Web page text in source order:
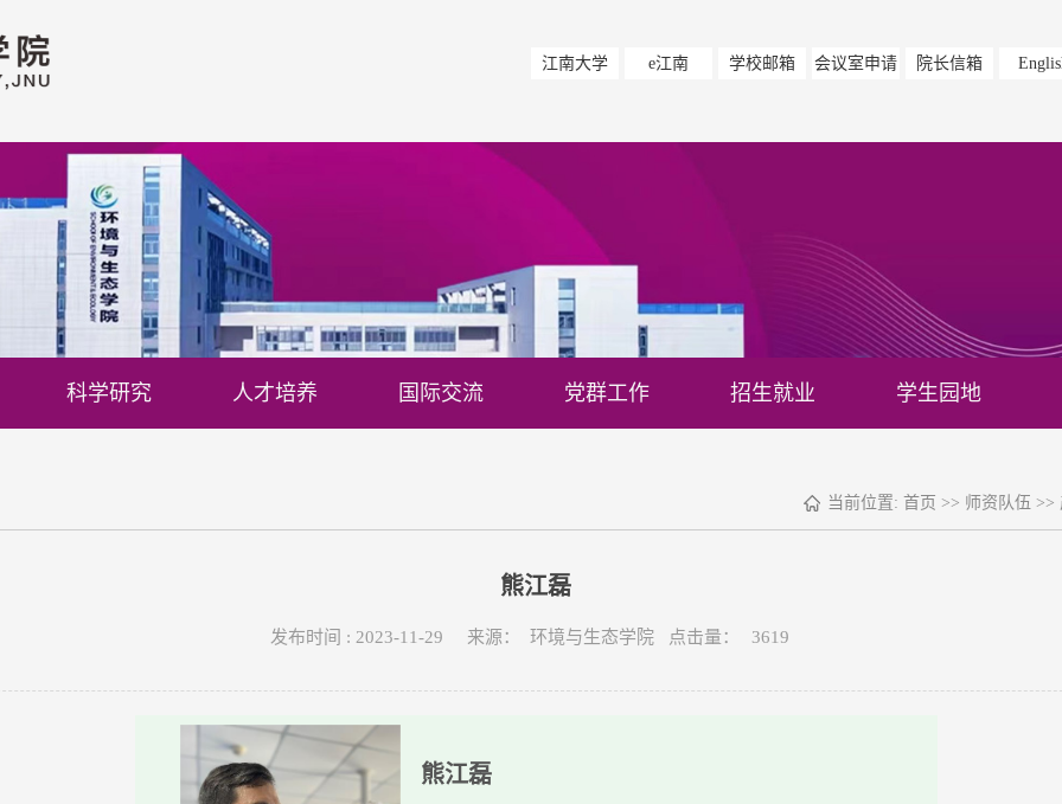
江南大学 e江南 学校邮箱 会议室申请 院长信箱
科学研究 人才培养 国际交流 党群工作 招生就业 学生园地
当前位置: 首页 >> 师资队伍 >>
熊江磊
发布时间 : 2023-11-29 来源： 环境与生态学院 点击量： 3619
熊江磊
经开区环保支部主委，农工党江苏省生态文明研究院研究员。担任湖泊科学、Microchemical Journal 、Instrumentation Science & Technology